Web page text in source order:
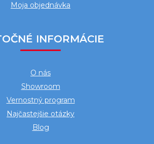
Moja objednávka
INFORMÁCIE
O nás
Showroom
Vernostný program
Najčastejšie otázky
Blog